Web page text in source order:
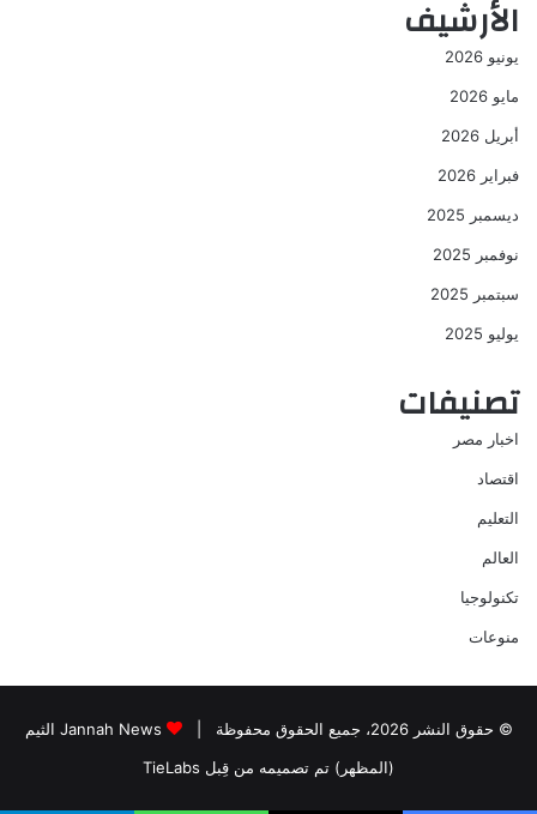
الأرشيف
يونيو 2026
مايو 2026
أبريل 2026
فبراير 2026
ديسمبر 2025
نوفمبر 2025
سبتمبر 2025
يوليو 2025
تصنيفات
اخبار مصر
اقتصاد
التعليم
العالم
تكنولوجيا
منوعات
© حقوق النشر 2026، جميع الحقوق محفوظة |
Jannah News الثيم
(المظهر) تم تصميمه من قِبل TieLabs